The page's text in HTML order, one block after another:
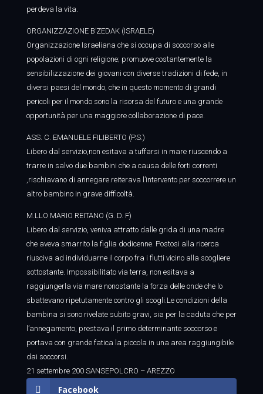
perdeva la vita.
ORGANIZZAZIONE B’ZEDAK (ISRAELE)
Organizzazione Israeliana che si occupa di soccorso alle
popolazioni di ogni religione; promuove costantemente la
sensibilizzazione dei giovani con diverse tradizioni di fede, in
diversi paesi del mondo, che in questo momento di grandi
pericoli per il mondo sono la risorsa del futuro e una grande
opportunità per una maggiore collaborazione di pace.
ASS. C. EMANUELE FILIBERTO (P.S.)
Libero dal servizio,non esitava a tuffarsi in mare riuscendo a
trarre in salvo due bambini che a causa delle forti correnti
,rischiavano di annegare.reiterava l’intervento per soccorrere un
altro bambino in grave difficoltà.
M.LLO MARIO REITANO (G. D. F)
Libero dal servizio, veniva attratto dalle grida di una madre
che aveva smarrito la figlia dodicenne. Postosi alla ricerca
riusciva ad individuarne il corpo fra i flutti vicino alla scogliere
sottostante. Impossibilitato via terra, non esitava a
raggiungerla via mare nonostante la forza delle onde che lo
sbattevano ripetutamente contro gli scogli.Le condizioni della
bambina si sono rivelate subito gravi, sia per la caduta che per
l’annegamento, prestava il primo determinante soccorso e
portava con grande fatica la piccola in una area raggiungibile
dai soccorsi.
21 settembre 200 SANSEPOLCRO – AREZZO
Facebook